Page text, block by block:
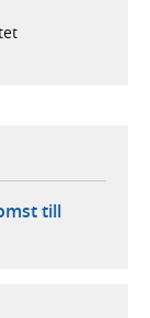
till